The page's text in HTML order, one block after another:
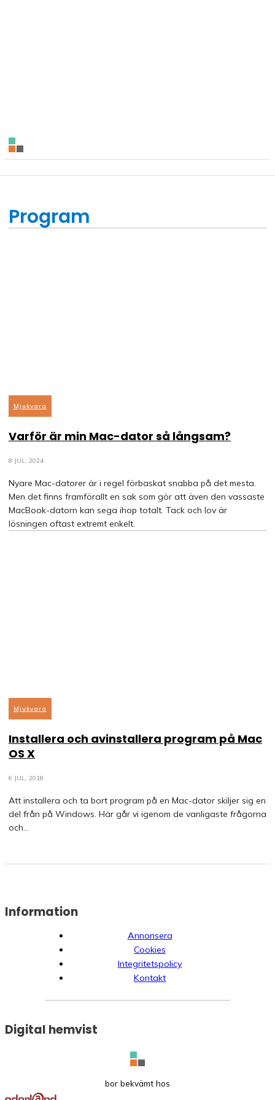
Program
Mjukvara
Varför är min Mac-dator så långsam?
8 JUL, 2024
Nyare Mac-datorer är i regel förbaskat snabba på det mesta.
Men det finns framförallt en sak som gör att även den vassaste
MacBook-datorn kan sega ihop totalt. Tack och lov är
lösningen oftast extremt enkelt.
Mjukvara
Installera och avinstallera program på Mac
OS X
6 JUL, 2016
Att installera och ta bort program på en Mac-dator skiljer sig en
del från på Windows. Här går vi igenom de vanligaste frågorna
och...
Information
Annonsera
Cookies
Integritetspolicy
Kontakt
Digital hemvist
bor bekvämt hos